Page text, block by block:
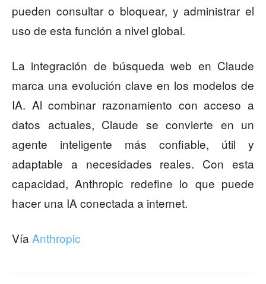
pueden consultar o bloquear, y administrar el
uso de esta función a nivel global.
La integración de búsqueda web en Claude
marca una evolución clave en los modelos de
IA. Al combinar razonamiento con acceso a
datos actuales, Claude se convierte en un
agente inteligente más confiable, útil y
adaptable a necesidades reales. Con esta
capacidad, Anthropic redefine lo que puede
hacer una IA conectada a internet.
Vía Anthropic